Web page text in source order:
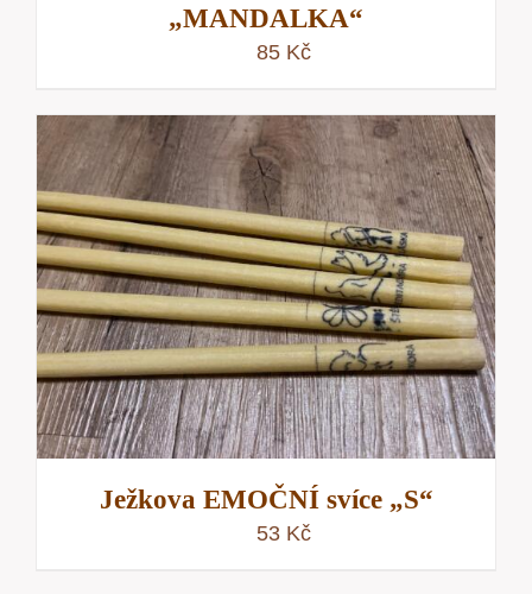
„MANDALKA“
85 Kč
Ježkova EMOČNÍ svíce „S“
53 Kč